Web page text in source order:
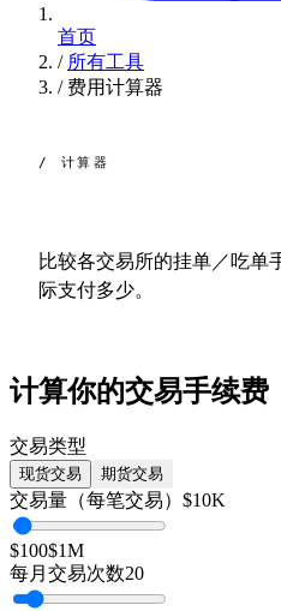
首页
/ 所有工具
/ 费用计算器
/ 计算器
比较各交易所的挂单／吃单
际支付多少。
计算你的交易手续费
交易类型
现货交易 期货交易
交易量（每笔交易） $10K
$100$1M
每月交易次数20